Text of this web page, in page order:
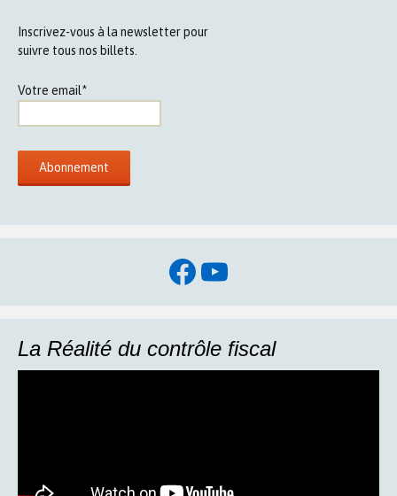
Inscrivez-vous à la newsletter pour
suivre tous nos billets.
Votre email*
Facebook
YouTube
La Réalité du contrôle fiscal